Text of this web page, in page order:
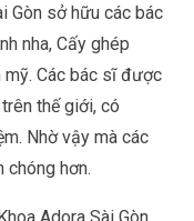
Gòn sở hữu các bác
nha, Cấy ghép
mỹ. Các bác sĩ được
thế giới, có
Nhờ vậy mà các
chóng hơn.